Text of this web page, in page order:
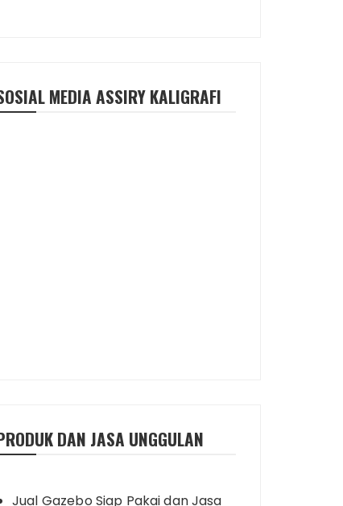
MEDIA ASSIRY KALIGRAFI
DAN JASA UNGGULAN
Jual Gazebo Siap Pakai dan Jasa